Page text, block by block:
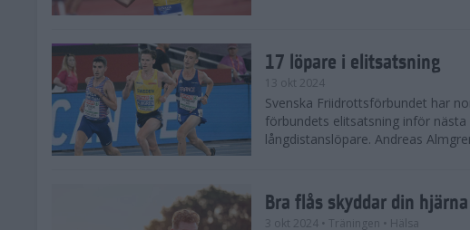
17 löpare i elitsatsning
13 okt 2024
Svenska Friidrottsförbundet har
förbundets elitsatsning inför
långdistanslöpare. Andreas
Bra flås skyddar din hjärna
3 okt 2024 • Träningen • Hälsa